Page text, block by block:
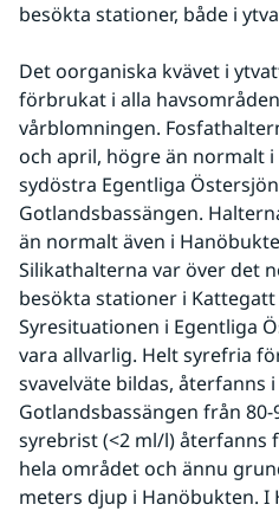
besökta stationer, både i
Det oorganiska kvävet i
förbrukat i alla
vårblomningen.
och april, högre än normalt
sydöstra Egentliga
Gotlandsbassängen.
än normalt även i
Silikathalterna var över det
besökta stationer i
Syresituationen i Egentliga
vara allvarlig. Helt syrefria
svavelväte bildas, återfanns
Gotlandsbassängen från
syrebrist (<2 ml/l) återfanns
hela området och ännu
meters djup i Hanöbukten. I